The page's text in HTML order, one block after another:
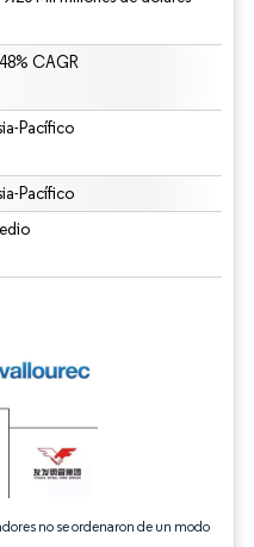
CAGR
Pacífico
Pacífico
no se ordenaron de un modo
atribución según CC BY 4.0.